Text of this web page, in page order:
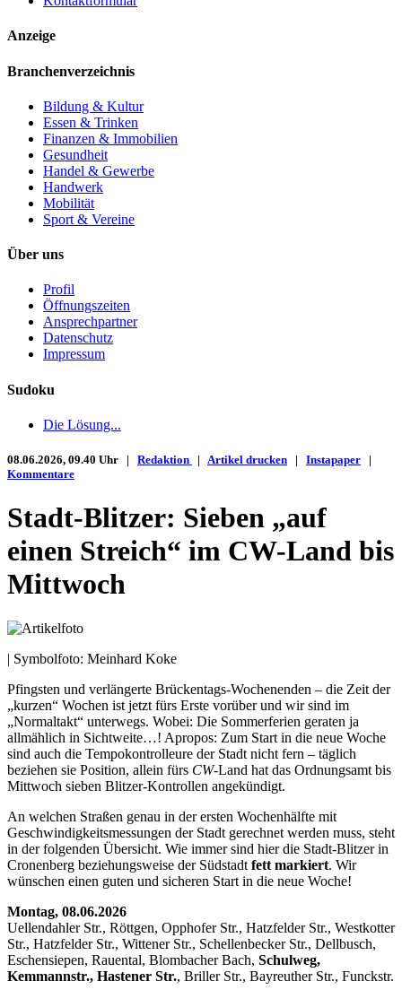
Anzeige
Branchenverzeichnis
Bildung & Kultur
Essen & Trinken
Finanzen & Immobilien
Gesundheit
Handel & Gewerbe
Handwerk
Mobilität
Sport & Vereine
Über uns
Profil
Öffnungszeiten
Ansprechpartner
Datenschutz
Impressum
Sudoku
Die Lösung...
08.06.2026, 09.40 Uhr | Redaktion | Artikel drucken | Instapaper |
Kommentare
Stadt-Blitzer: Sieben „auf
einen Streich“ im CW-Land bis
Mittwoch
| Symbolfoto: Meinhard Koke
Pfingsten und verlängerte Brückentags-Wochenenden – die Zeit der
„kurzen“ Wochen ist jetzt fürs Erste vorüber und wir sind im
„Normaltakt“ unterwegs. Wobei: Die Sommerferien geraten ja
allmählich in Sichtweite…! Apropos: Zum Start in die neue Woche
sind auch die Tempokontrolleure der Stadt nicht fern – täglich
beziehen sie Position, allein fürs CW-Land hat das Ordnungsamt bis
Mittwoch sieben Blitzer-Kontrollen angekündigt.
An welchen Straßen genau in der ersten Wochenhälfte mit
Geschwindigkeitsmessungen der Stadt gerechnet werden muss, steht
in der folgenden Übersicht. Wie immer sind hier die Stadt-Blitzer in
Cronenberg beziehungsweise der Südstadt fett markiert. Wir
wünschen einen guten und sicheren Start in die neue Woche!
Montag, 08.06.2026
Uellendahler Str., Röttgen, Opphofer Str., Hatzfelder Str., Westkotter
Str., Hatzfelder Str., Wittener Str., Schellenbecker Str., Dellbusch,
Eschensiepen, Rauental, Blombacher Bach, Schulweg,
Kemmannstr., Hastener Str., Briller Str., Bayreuther Str., Funckstr.